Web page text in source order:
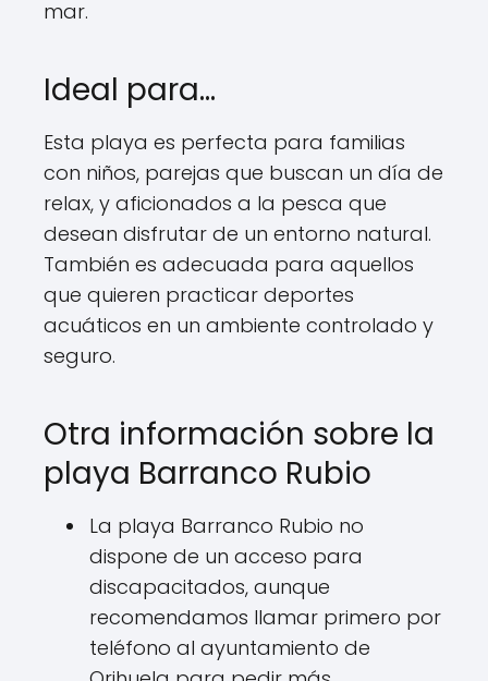
mar.
Ideal para…
Esta playa es perfecta para familias
con niños, parejas que buscan un día de
relax, y aficionados a la pesca que
desean disfrutar de un entorno natural.
También es adecuada para aquellos
que quieren practicar deportes
acuáticos en un ambiente controlado y
seguro.
Otra información sobre la
playa Barranco Rubio
La playa Barranco Rubio no
dispone de un acceso para
discapacitados, aunque
recomendamos llamar primero por
teléfono al ayuntamiento de